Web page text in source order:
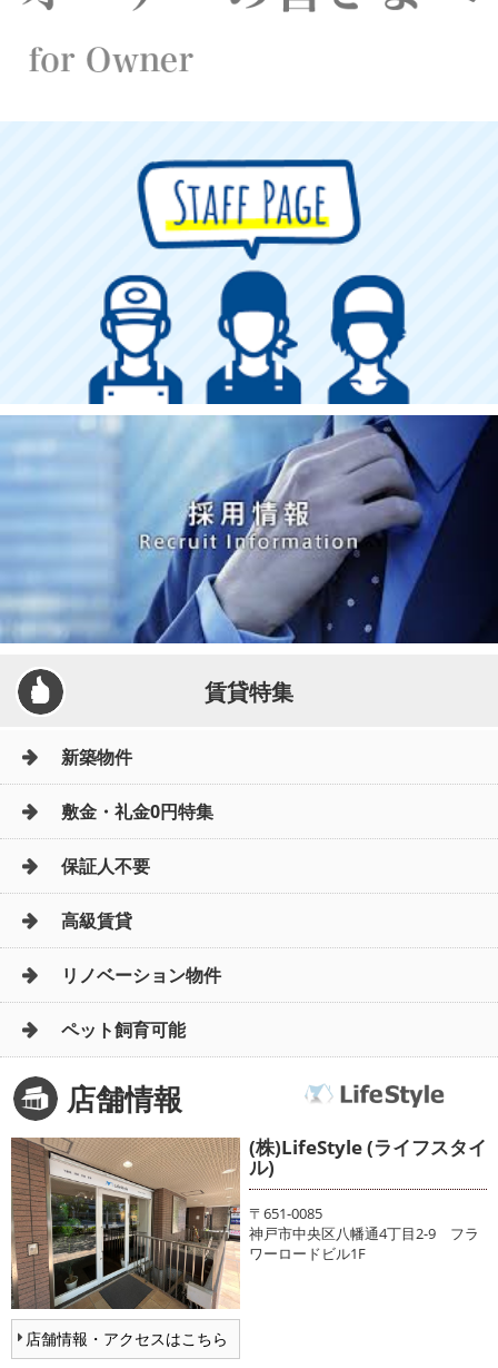
賃貸特集
新築物件
敷金・礼金0円特集
保証人不要
高級賃貸
リノベーション物件
ペット飼育可能
店舗情報
店舗情報・アクセスはこちら
(株)LifeStyle (ライフスタイ
ル)
〒651-0085
神戸市中央区八幡通4丁目2-9 フラ
ワーロードビル1F